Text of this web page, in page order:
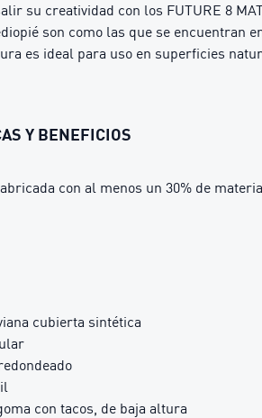
su creatividad con los FUTURE 8
son como las que se encuentran
es ideal para uso en superficies
Y BENEFICIOS
con al menos un 30% de
cubierta sintética
con tacos, de baja altura